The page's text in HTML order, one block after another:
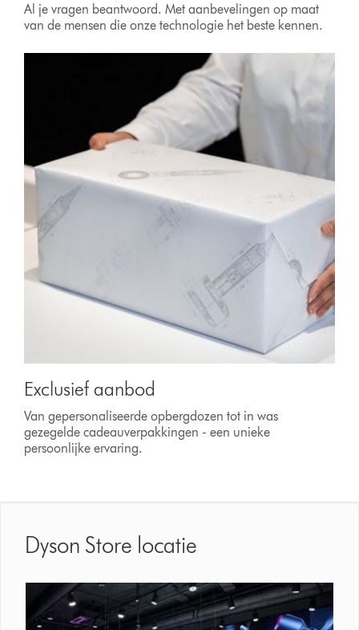
Al je vragen beantwoord. Met aanbevelingen op maat
van de mensen die onze technologie het beste kennen.
Exclusief aanbod
Van gepersonaliseerde opbergdozen tot in was
gezegelde cadeauverpakkingen - een unieke
persoonlijke ervaring.
Dyson Store locatie